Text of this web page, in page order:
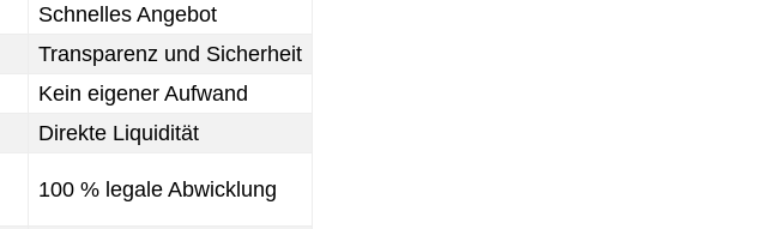
Schnelles Angebot
Transparenz und Sicherheit
Kein eigener Aufwand
Direkte Liquidität
100 % legale Abwicklung